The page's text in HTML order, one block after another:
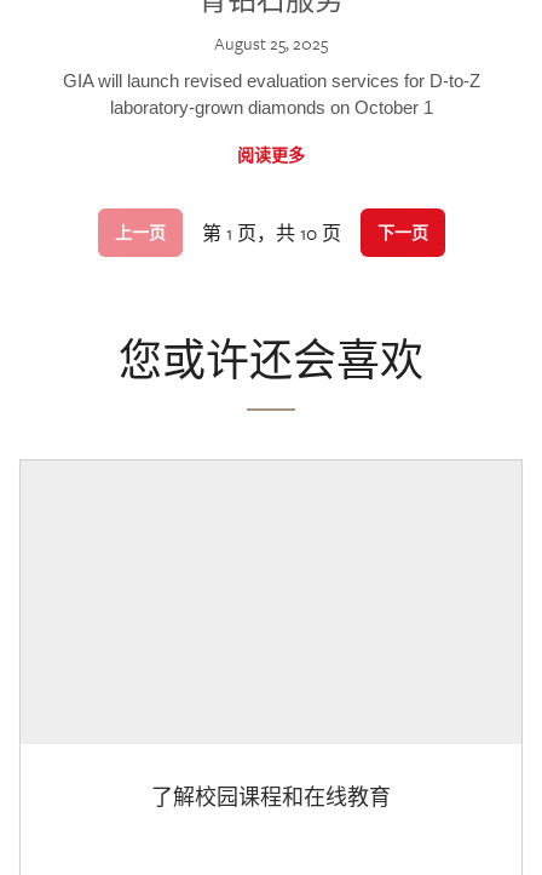
August 25, 2025
GIA will launch revised evaluation services for D-to-Z
laboratory-grown diamonds on October 1
阅读更多
上一页 第 1 页，共 10 页 下一页
您或许还会喜欢
了解校园课程和在线教育